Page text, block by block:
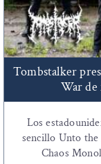
Tombstalker
War
Los
sencillo Unto
Chaos